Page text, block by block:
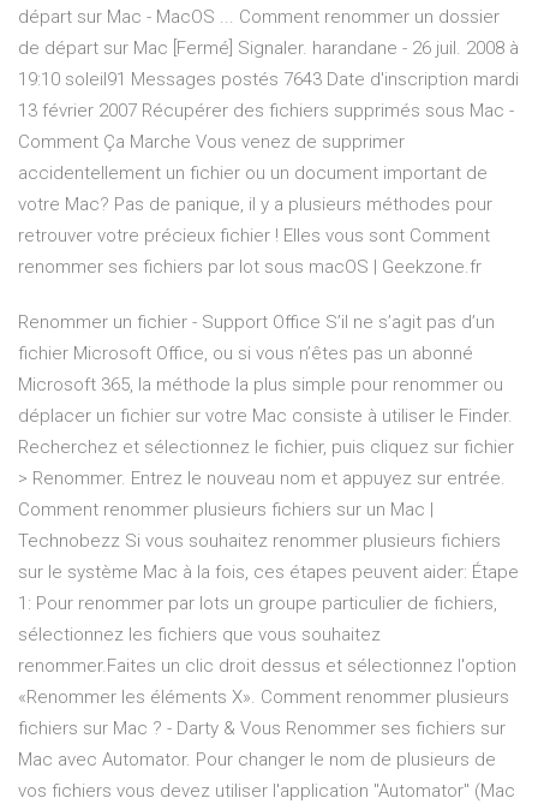
départ sur Mac - MacOS ... Comment renommer un dossier
de départ sur Mac [Fermé] Signaler. harandane - 26 juil. 2008 à
19:10 soleil91 Messages postés 7643 Date d'inscription mardi
13 février 2007 Récupérer des fichiers supprimés sous Mac -
Comment Ça Marche Vous venez de supprimer
accidentellement un fichier ou un document important de
votre Mac? Pas de panique, il y a plusieurs méthodes pour
retrouver votre précieux fichier ! Elles vous sont Comment
renommer ses fichiers par lot sous macOS | Geekzone.fr
Renommer un fichier - Support Office S’il ne s’agit pas d’un
fichier Microsoft Office, ou si vous n’êtes pas un abonné
Microsoft 365, la méthode la plus simple pour renommer ou
déplacer un fichier sur votre Mac consiste à utiliser le Finder.
Recherchez et sélectionnez le fichier, puis cliquez sur fichier
> Renommer. Entrez le nouveau nom et appuyez sur entrée.
Comment renommer plusieurs fichiers sur un Mac |
Technobezz Si vous souhaitez renommer plusieurs fichiers
sur le système Mac à la fois, ces étapes peuvent aider: Étape
1: Pour renommer par lots un groupe particulier de fichiers,
sélectionnez les fichiers que vous souhaitez
renommer.Faites un clic droit dessus et sélectionnez l'option
«Renommer les éléments X». Comment renommer plusieurs
fichiers sur Mac ? - Darty & Vous Renommer ses fichiers sur
Mac avec Automator. Pour changer le nom de plusieurs de
vos fichiers vous devez utiliser l'application "Automator" (Mac